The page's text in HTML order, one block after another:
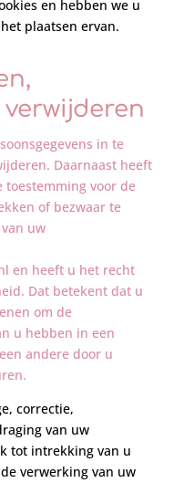
en hebben we u
plaatsen ervan.
in te
Daarnaast heeft
toestemming voor de
of bezwaar te
uw
en heeft u het recht
Dat betekent dat u
om de
u hebben in een
andere door u
correctie,
van uw
tot intrekking van u
verwerking van uw